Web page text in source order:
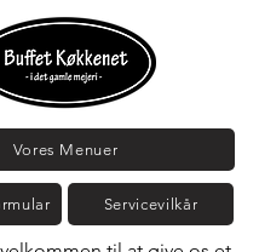
Vores Menuer
Servicevilkår